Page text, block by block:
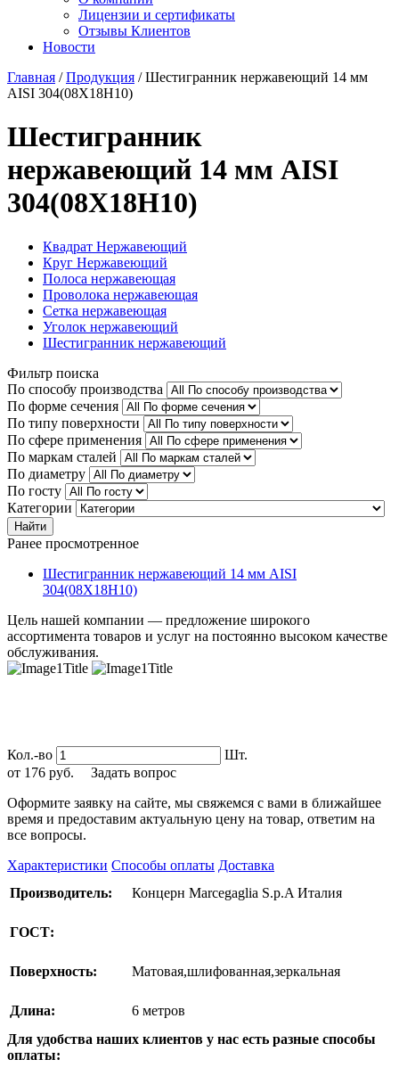
Лицензии и сертификаты
Отзывы Клиентов
Новости
Главная /Продукция /Шестигранник нержавеющий 14 мм
AISI 304(08Х18Н10)
Шестигранник
нержавеющий 14 мм AISI
304(08Х18Н10)
Квадрат Нержавеющий
Круг Нержавеющий
Полоса нержавеющая
Проволока нержавеющая
Сетка нержавеющая
Уголок нержавеющий
Шестигранник нержавеющий
Фильтр поиска
По способу производства
По форме сечения
По типу поверхности
По сфере применения
По маркам сталей
По диаметру
По госту
Категории
Найти
Ранее просмотренное
Шестигранник нержавеющий 14 мм AISI
304(08Х18Н10)
Цель нашей компании — предложение широкого
ассортимента товаров и услуг на постоянно высоком качестве
обслуживания.
Кол.-во
Шт.
от 176 руб.
Задать вопрос
Оформите заявку на сайте, мы свяжемся с вами в ближайшее
время и предоставим актуальную цену на товар, ответим на
все вопросы.
Характеристики Способы оплаты Доставка
Производитель:
Концерн Marcegaglia S.p.A Италия
ГОСТ:
Поверхность: Матовая,шлифованная,зеркальная
Длина:
6 метров
Для удобства наших клиентов у нас есть разные способы
оплаты: